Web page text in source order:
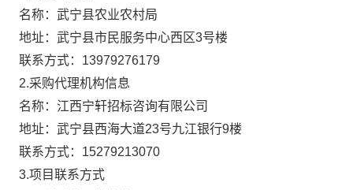
名称： 武宁县农业农村局
地址： 武宁县市民服务中心西区3号楼
联系方式： 13979276179
2.采购代理机构信息
名称： 江西宁轩招标咨询有限公司
地址： 武宁县西海大道23号九江银行9楼
联系方式： 15279213070
3.项目联系方式